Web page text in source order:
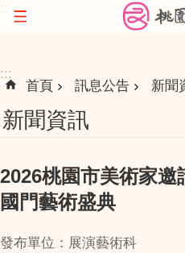
跳到主要內容區塊
:::
首頁 訊息公告 新聞
新聞資訊
2026桃園市美術家
國門藝術盛典
發布單位：展演藝術科